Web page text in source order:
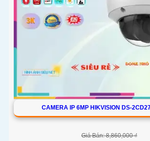
CAMERA IP 6MP HIKVISION DS-
Giá Bán: 8,860,000 ₫